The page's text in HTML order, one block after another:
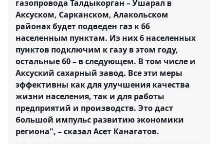
газопровода Талдыкорган – Ушарал в
Аксуском, Сарканском, Алакольском
районах будет подведен газ к 66
населенным пунктам. Из них 6 населенных
пунктов подключим к газу в этом году,
остальные 60 – в следующем. В том числе и
Аксуский сахарный завод. Все эти меры
эффективны как для улучшения качества
жизни населения, так и для работы
предприятий и производств. Это даст
большой импульс развитию экономики
региона", – сказал Асет Канагатов.